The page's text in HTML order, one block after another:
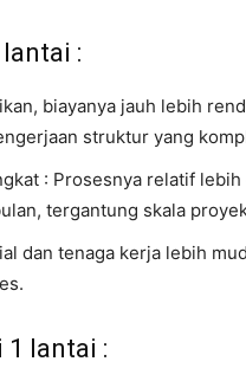
:
biayanya jauh lebih
struktur yang
: Prosesnya relatif
tergantung skala
dan tenaga kerja lebih
1 lantai :